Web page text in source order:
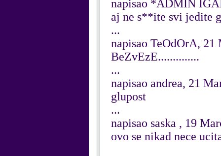
napisao *ADMIN
aj ne s**ite svi jedite
...
napisao TeOdOrA, 21
BeZvEzE..............
...
napisao andrea, 21
glupost
...
napisao saska , 19
ovo se nikad nece